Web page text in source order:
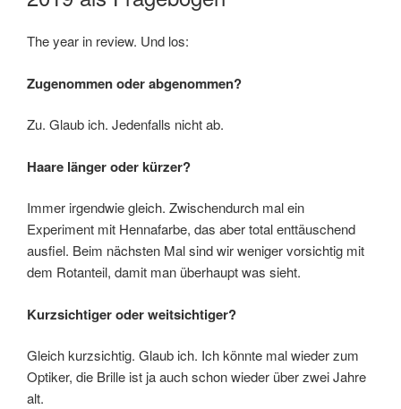
The year in review. Und los:
Zugenommen oder abgenommen?
Zu. Glaub ich. Jedenfalls nicht ab.
Haare länger oder kürzer?
Immer irgendwie gleich. Zwischendurch mal ein
Experiment mit Hennafarbe, das aber total enttäuschend
ausfiel. Beim nächsten Mal sind wir weniger vorsichtig mit
dem Rotanteil, damit man überhaupt was sieht.
Kurzsichtiger oder weitsichtiger?
Gleich kurzsichtig. Glaub ich. Ich könnte mal wieder zum
Optiker, die Brille ist ja auch schon wieder über zwei Jahre
alt.